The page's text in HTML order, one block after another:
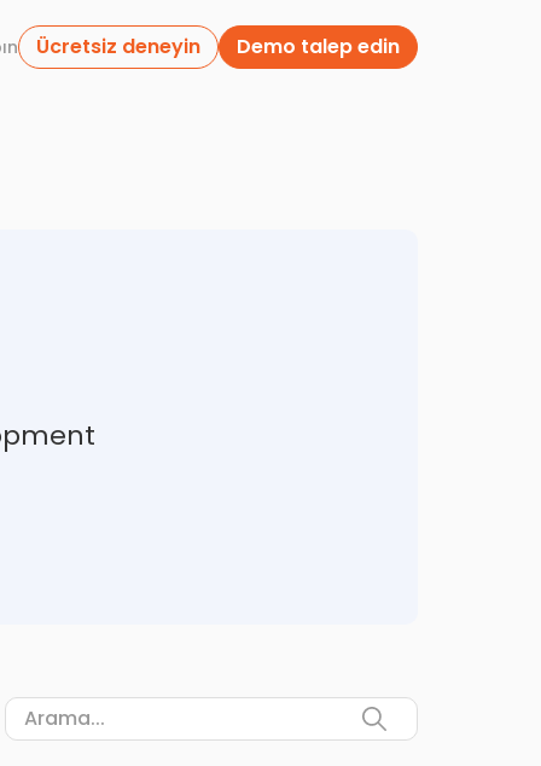
Ücretsiz deneyin Demo talep edin